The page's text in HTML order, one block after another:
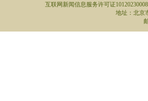
互联网新闻信息服务许可证10120230008
地址：北京